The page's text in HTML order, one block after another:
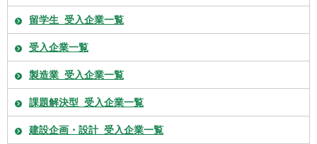
留学生_受入企業一覧
受入企業一覧
製造業_受入企業一覧
課題解決型_受入企業一覧
建設企画・設計_受入企業一覧